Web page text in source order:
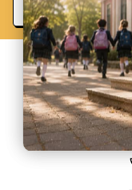
ile oluşturabilirsiniz.